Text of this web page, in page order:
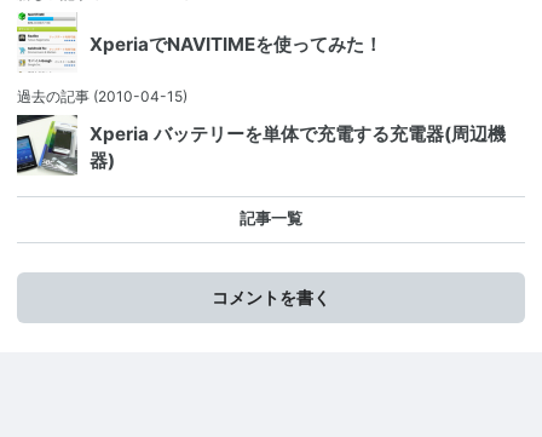
XperiaでNAVITIMEを使ってみた！
過去の記事 (2010-04-15)
Xperia バッテリーを単体で充電する充電器(周辺機
器)
記事一覧
コメントを書く